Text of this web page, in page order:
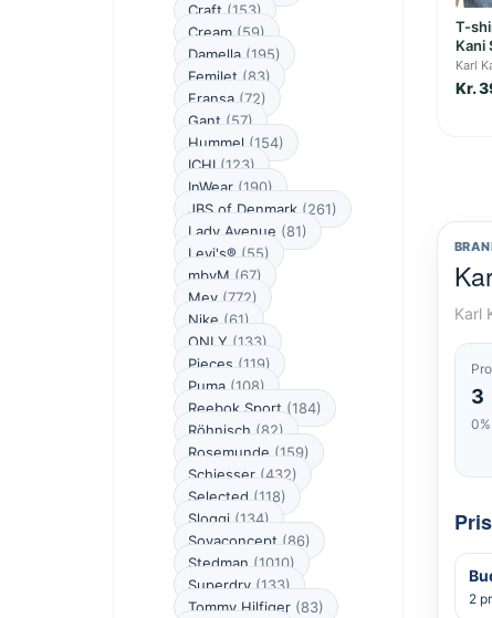
Craft (153)
Cream (59)
Damella (195)
Femilet (83)
Fransa (72)
Gant (57)
Hummel (154)
ICHI (123)
InWear (190)
JBS of Denmark (261)
Lady Avenue (81)
Levi's® (55)
mbyM (67)
Mey (772)
Nike (61)
ONLY (133)
Pieces (119)
Puma (108)
Reebok Sport (184)
Röhnisch (82)
Rosemunde (159)
Schiesser (432)
Selected (118)
Sloggi (134)
Soyaconcept (86)
Stedman (1010)
Superdry (133)
Tommy Hilfiger (83)
T-
Kani
Karl
Kr.
Karl
3
2